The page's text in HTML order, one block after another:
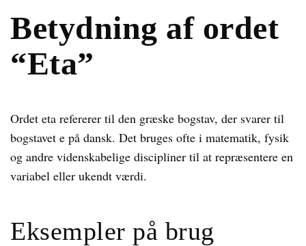
Betydning af ordet
“Eta”
Ordet eta refererer til den græske bogstav, der svarer til
bogstavet e på dansk. Det bruges ofte i matematik, fysik
og andre videnskabelige discipliner til at repræsentere en
variabel eller ukendt værdi.
Eksempler på brug